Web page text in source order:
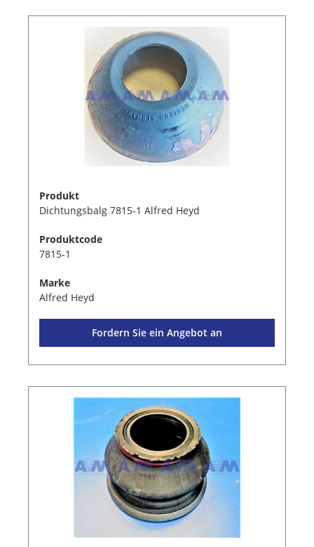
Produkt
Dichtungsbalg 7815-1 Alfred Heyd
Produktcode
7815-1
Marke
Alfred Heyd
Fordern Sie ein Angebot an